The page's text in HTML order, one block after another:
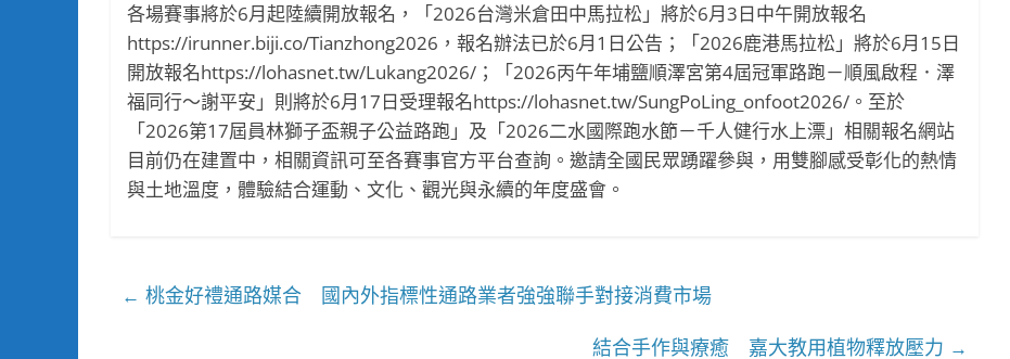
各場賽事將於6月起陸續開放報名，「2026台灣米倉田中馬拉松」將於6月3日中午開放報名
https://irunner.biji.co/Tianzhong2026，報名辦法已於6月1日公告；「2026鹿港馬拉松」將於6月15日
開放報名https://lohasnet.tw/Lukang2026/；「2026丙午年埔鹽順澤宮第4屆冠軍路跑－順風啟程．澤
福同行～謝平安」則將於6月17日受理報名https://lohasnet.tw/SungPoLing_onfoot2026/。至於
「2026第17屆員林獅子盃親子公益路跑」及「2026二水國際跑水節－千人健行水上漂」相關報名網站
目前仍在建置中，相關資訊可至各賽事官方平台查詢。邀請全國民眾踴躍參與，用雙腳感受彰化的熱情
與土地溫度，體驗結合運動、文化、觀光與永續的年度盛會。
← 桃金好禮通路媒合 國內外指標性通路業者強強聯手對接消費市場
結合手作與療癒 嘉大教用植物釋放壓力 →